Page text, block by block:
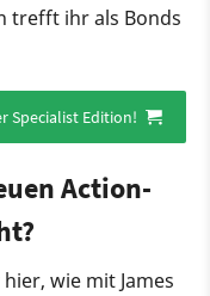
trefft ihr als Bonds
Specialist Edition!
Action-
wie mit James